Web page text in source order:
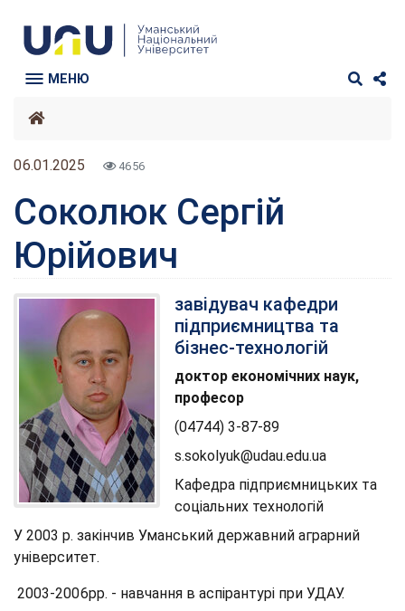
МЕНЮ
06.01.2025 4656
Соколюк Сергій
Юрійович
завідувач кафедри
підприємництва та
бізнес-технологій
доктор економічних наук,
професор
(04744) 3-87-89
s.sokolyuk@udau.edu.ua
Кафедра підприємницьких та
соціальних технологій
У 2003 р. закінчив Уманський державний аграрний
університет.
2003-2006рр. - навчання в аспірантурі при УДАУ.